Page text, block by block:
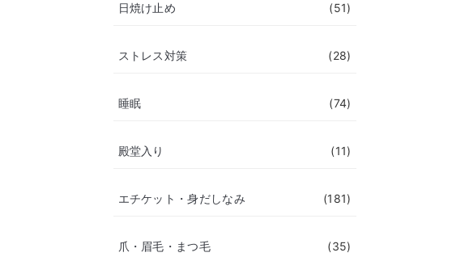
日焼け止め (51)
ストレス対策 (28)
睡眠 (74)
殿堂入り (11)
エチケット・身だしなみ (181)
爪・眉毛・まつ毛 (35)